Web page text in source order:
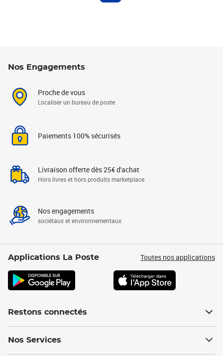
Nos Engagements
Proche de vous
Localiser un bureau de poste
Paiements 100% sécurisés
Livraison offerte dès 25€ d'achat
Hors livres et hors produits marketplace
Nos engagements
sociétaux et environnementaux
Applications La Poste Toutes nos applications
Restons connectés
Nos Services